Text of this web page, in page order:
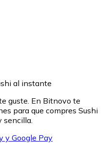
al instante
guste. En Bitnovo te
para que compres Sushi
sencilla.
y Google Pay